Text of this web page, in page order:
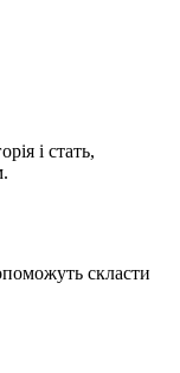
і стать,
скласти